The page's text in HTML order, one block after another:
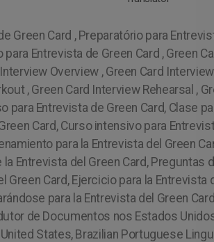
Green Card , Preparatório para
Entrevista de Green Card , Green
Overview , Green Card Interview
, Green Card Interview Rehearsal ,
para Entrevista de Green Card, Clase
Card, Curso intensivo para
para la Entrevista del Green
Entrevista del Green Card, Preguntas
Green Card, Ejercicio para la Entrevista
para la Entrevista del Green
de Documentos nos Estados
States, Brazilian Portuguese